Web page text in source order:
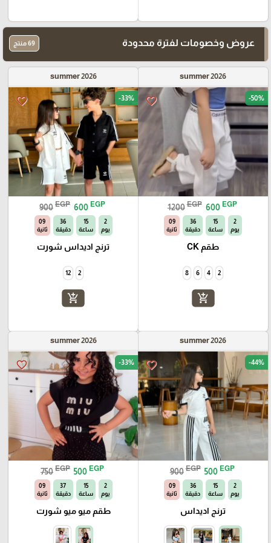
عروض وخصومات لفترة محدودة 69 منتج
summer 2026
favorite_border -50%
1200 EGP 600 EGP
2
يوم
15
ساعة
36
دقيقة
08
ثانية
طقم CK
2
4
6
8
add_shopping_cart
summer 2026
favorite_border -33%
900 EGP 600 EGP
2
يوم
15
ساعة
36
دقيقة
08
ثانية
ترنج اديداس شورت
2
12
add_shopping_cart
summer 2026
favorite_border -44%
900 EGP 500 EGP
2
يوم
15
ساعة
36
دقيقة
08
ثانية
ترنج اديداس
summer 2026
favorite_border -33%
750 EGP 500 EGP
2
يوم
15
ساعة
37
دقيقة
08
ثانية
طقم ميو ميو شورت